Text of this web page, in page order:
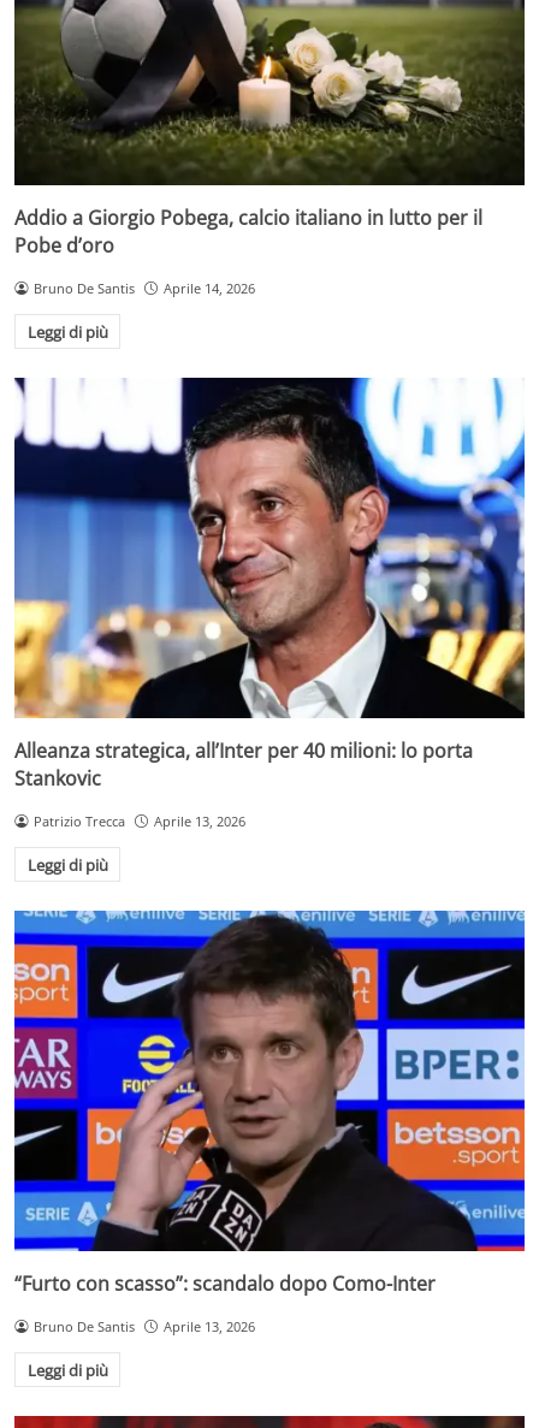
Addio a Giorgio Pobega, calcio italiano in lutto per il
Pobe d’oro
Bruno De Santis Aprile 14, 2026
Leggi di più
Alleanza strategica, all’Inter per 40 milioni: lo porta
Stankovic
Patrizio Trecca Aprile 13, 2026
Leggi di più
“Furto con scasso”: scandalo dopo Como-Inter
Bruno De Santis Aprile 13, 2026
Leggi di più